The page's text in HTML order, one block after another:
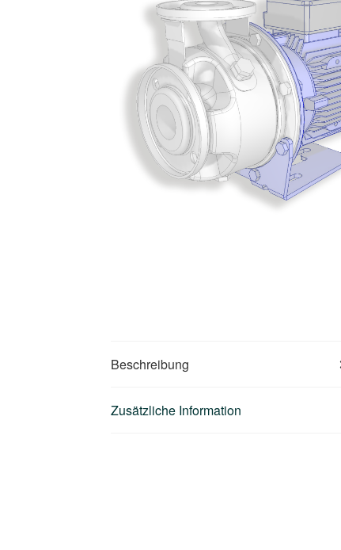
Beschreibung
Zusätzliche Information